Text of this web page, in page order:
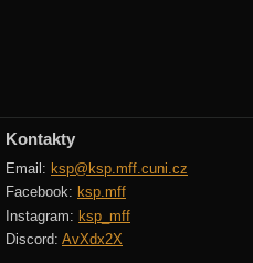
Kontakty
Email: ksp@ksp.mff.cuni.cz
Facebook: ksp.mff
Instagram: ksp_mff
Discord: AvXdx2X